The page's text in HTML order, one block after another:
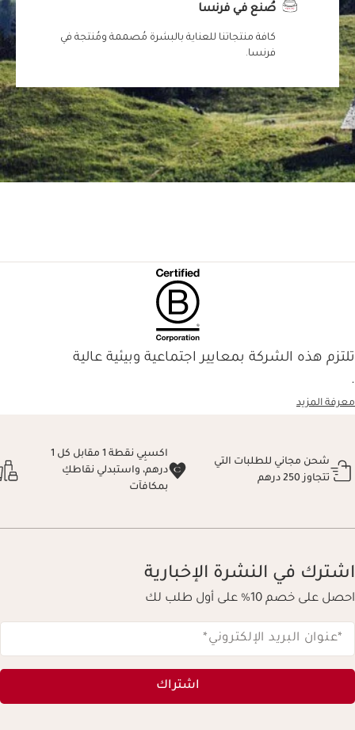
صُنع في فرنسا
كافة منتجاتنا للعناية بالبشرة مُصممة ومُنتجة في
فرنسا.
تلتزم هذه الشركة بمعايير اجتماعية وبيئية عالية
.
معرفة المزيد
شحن مجاني للطلبات التي
تتجاوز 250 درهم
اكسبِي نقطة 1 مقابل كل 1
درهم، واستبدلي نقاطكِ
بمكافآت
اشترك في النشرة الإخبارية
احصل على خصم 10% على أول طلب لك
*عنوان البريد الإلكتروني*
اشتراك